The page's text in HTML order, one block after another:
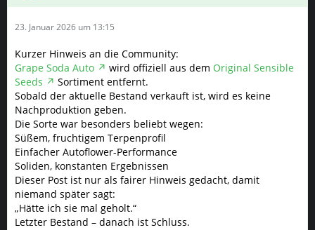
23. Januar 2026 um 13:15
Kurzer Hinweis an die Community:
Grape Soda Auto
wird offiziell aus dem Original Sensible
Seeds
Sortiment entfernt.
Sobald der aktuelle Bestand verkauft ist, wird es keine
Nachproduktion geben.
Die Sorte war besonders beliebt wegen:
Süßem, fruchtigem Terpenprofil
Einfacher Autoflower-Performance
Soliden, konstanten Ergebnissen
Dieser Post ist nur als fairer Hinweis gedacht, damit
niemand später sagt:
„Hätte ich sie mal geholt.“
Letzter Bestand – danach ist Schluss.